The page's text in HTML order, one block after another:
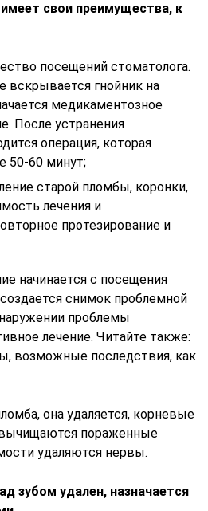
свои преимущества, к
посещений стоматолога.
вскрывается гнойник на
медикаментозное
После устранения
операция, которая
50-60 минут;
старой пломбы, коронки,
лечения и
протезирование и
начинается с посещения
снимок проблемной
проблемы
лечение. Читайте также:
возможные последствия, как
она удаляется, корневые
пораженные
удаляются нервы.
зубом удален, назначается